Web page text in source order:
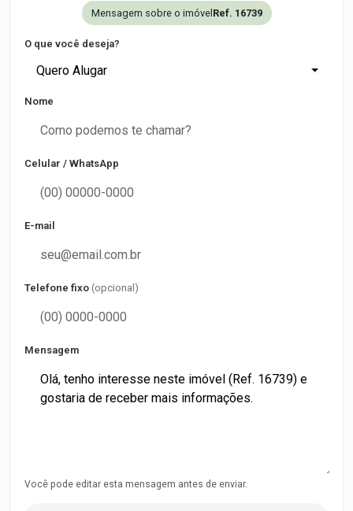
Mensagem sobre o imóvelRef. 16739
O que você deseja?
Quero Alugar
Nome
Celular / WhatsApp
E-mail
Telefone fixo (opcional)
Mensagem
Você pode editar esta mensagem antes de enviar.